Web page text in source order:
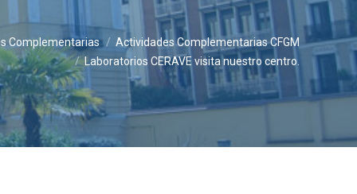
Complementarias
Actividades Complementarias CFGM
Laboratorios CERAVE visita nuestro centro.